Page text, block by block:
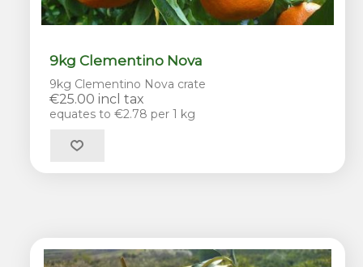
9kg Clementino Nova
9kg Clementino Nova crate
€25.00 incl tax
equates to €2.78 per 1 kg